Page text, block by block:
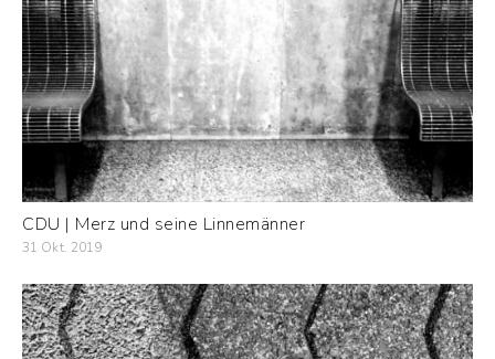
CDU | Merz und seine Linnemänner
31 Okt. 2019